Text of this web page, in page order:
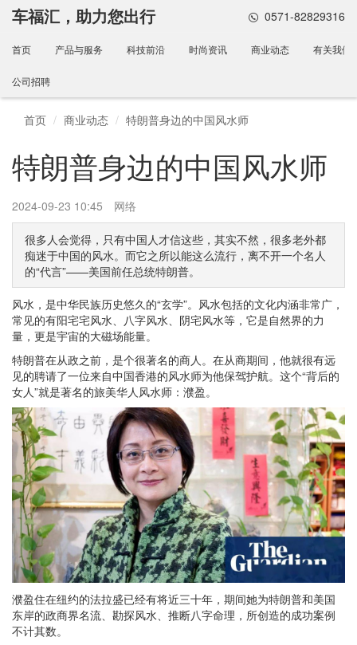
车福汇，助力您出行 0571-82829316
首页 产品与服务 科技前沿 时尚资讯 商业动态 有关我们
公司招聘
首页 商业动态 特朗普身边的中国风水师
特朗普身边的中国风水师
2024-09-23 10:45 网络
很多人会觉得，只有中国人才信这些，其实不然，很多老外都
痴迷于中国的风水。而它之所以能这么流行，离不开一个名人
的“代言”——美国前任总统特朗普。
风水，是中华民族历史悠久的“玄学”。风水包括的文化内涵非常广，
常见的有阳宅宅风水、八字风水、阴宅风水等，它是自然界的力
量，更是宇宙的大磁场能量。
特朗普在从政之前，是个很著名的商人。在从商期间，他就很有远
见的聘请了一位来自中国香港的风水师为他保驾护航。这个“背后的
女人”就是著名的旅美华人风水师：濮盈。
濮盈住在纽约的法拉盛已经有将近三十年，期间她为特朗普和美国
东岸的政商界名流、勘探风水、推断八字命理，所创造的成功案例
不计其数。